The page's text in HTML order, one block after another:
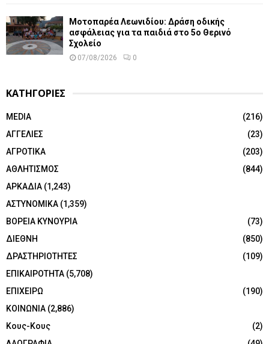
Μοτοπαρέα Λεωνιδίου: Δράση οδικής
ασφάλειας για τα παιδιά στο 5ο Θερινό
Σχολείο
07/08/2026 0
ΚΑΤΗΓΟΡΙΕΣ
MEDIA
(216)
ΑΓΓΕΛΙΕΣ
(23)
ΑΓΡΟΤΙΚΑ
(203)
ΑΘΛΗΤΙΣΜΟΣ
(844)
ΑΡΚΑΔΙΑ (1,243)
ΑΣΤΥΝΟΜΙΚΑ (1,359)
ΒΟΡΕΙΑ ΚΥΝΟΥΡΙΑ
(73)
ΔΙΕΘΝΗ
(850)
ΔΡΑΣΤΗΡΙΟΤΗΤΕΣ
(109)
ΕΠΙΚΑΙΡΟΤΗΤΑ (5,708)
ΕΠΙΧΕΙΡΩ
(190)
ΚΟΙΝΩΝΙΑ (2,886)
Κους-Κους
(2)